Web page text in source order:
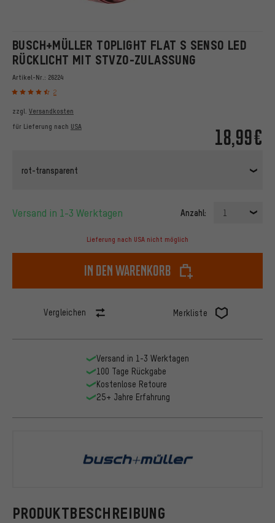
BUSCH+MÜLLER TOPLIGHT FLAT S SENSO LED
RÜCKLICHT MIT STVZO-ZULASSUNG
Artikel-Nr.: 26224
2
18,99€
zzgl. Versandkosten
für Lieferung nach USA
rot-transparent
Versand in 1-3 Werktagen Anzahl: 1
Lieferung nach USA nicht möglich
In den Warenkorb
Vergleichen Merkliste
PRODUKTBESCHREIBUNG
Versand in 1-3 Werktagen
100 Tage Rückgabe
Kostenlose Retoure
25+ Jahre Erfahrung